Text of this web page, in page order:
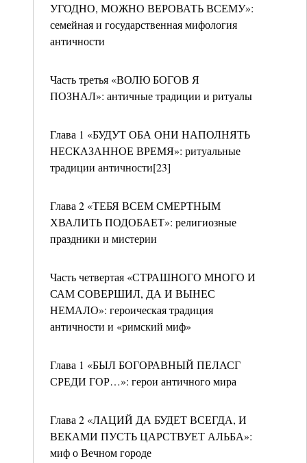
УГОДНО, МОЖНО ВЕРОВАТЬ ВСЕМУ»:
семейная и государственная мифология
античности
Часть третья «ВОЛЮ БОГОВ Я
ПОЗНАЛ»: античные традиции и ритуалы
Глава 1 «БУДУТ ОБА ОНИ НАПОЛНЯТЬ
НЕСКАЗАННОЕ ВРЕМЯ»: ритуальные
традиции античности[23]
Глава 2 «ТЕБЯ ВСЕМ СМЕРТНЫМ
ХВАЛИТЬ ПОДОБАЕТ»: религиозные
праздники и мистерии
Часть четвертая «СТРАШНОГО МНОГО И
САМ СОВЕРШИЛ, ДА И ВЫНЕС
НЕМАЛО»: героическая традиция
античности и «римский миф»
Глава 1 «БЫЛ БОГОРАВНЫЙ ПЕЛАСГ
СРЕДИ ГОР…»: герои античного мира
Глава 2 «ЛАЦИЙ ДА БУДЕТ ВСЕГДА, И
ВЕКАМИ ПУСТЬ ЦАРСТВУЕТ АЛЬБА»:
миф о Вечном городе